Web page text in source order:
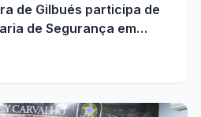
de Gilbués participa de
de Segurança em